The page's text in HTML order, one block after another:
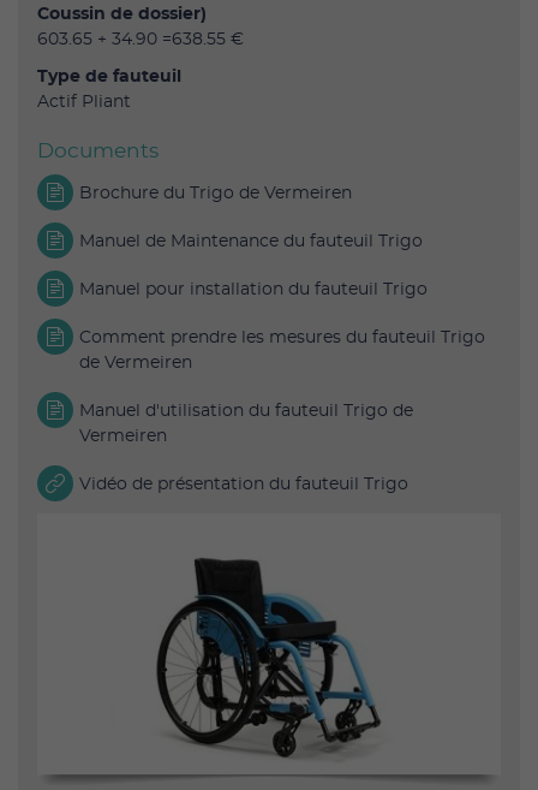
Coussin de dossier)
603.65 + 34.90 =638.55 €
Type de fauteuil
Actif Pliant
Documents
Brochure du Trigo de Vermeiren
Manuel de Maintenance du fauteuil Trigo
Manuel pour installation du fauteuil Trigo
Comment prendre les mesures du fauteuil Trigo
de Vermeiren
Manuel d'utilisation du fauteuil Trigo de
Vermeiren
Vidéo de présentation du fauteuil Trigo